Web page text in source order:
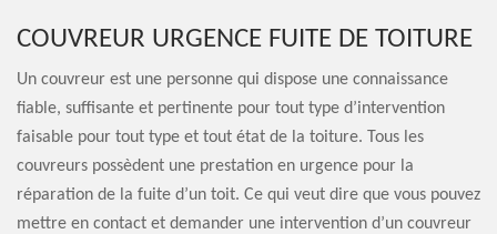
COUVREUR URGENCE FUITE DE TOITURE
Un couvreur est une personne qui dispose une connaissance
fiable, suffisante et pertinente pour tout type d’intervention
faisable pour tout type et tout état de la toiture. Tous les
couvreurs possèdent une prestation en urgence pour la
réparation de la fuite d’un toit. Ce qui veut dire que vous pouvez
mettre en contact et demander une intervention d’un couvreur